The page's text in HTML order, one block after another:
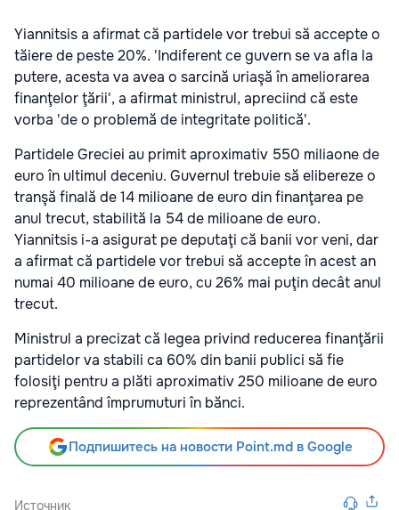
Yiannitsis a afirmat că partidele vor trebui să accepte o
tăiere de peste 20%. 'Indiferent ce guvern se va afla la
putere, acesta va avea o sarcină uriaşă în ameliorarea
finanţelor ţării', a afirmat ministrul, apreciind că este
vorba 'de o problemă de integritate politică'.
Partidele Greciei au primit aproximativ 550 miliaone de
euro în ultimul deceniu. Guvernul trebuie să elibereze o
tranşă finală de 14 milioane de euro din finanţarea pe
anul trecut, stabilită la 54 de milioane de euro.
Yiannitsis i-a asigurat pe deputaţi că banii vor veni, dar
a afirmat că partidele vor trebui să accepte în acest an
numai 40 milioane de euro, cu 26% mai puţin decât anul
trecut.
Ministrul a precizat că legea privind reducerea finanţării
partidelor va stabili ca 60% din banii publici să fie
folosiţi pentru a plăti aproximativ 250 milioane de euro
reprezentând împrumuturi în bănci.
Подпишитесь на новости Point.md в Google
Источник